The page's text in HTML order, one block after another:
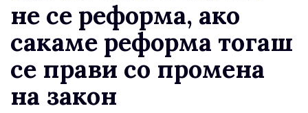
не се реформа, aко
сакаме реформа тогаш
се прави со промена
на закон